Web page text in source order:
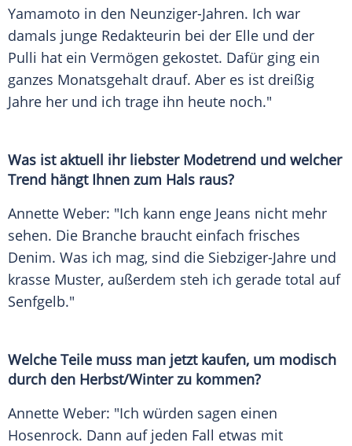
Yamamoto in den Neunziger-Jahren. Ich war
damals junge Redakteurin bei der Elle und der
Pulli hat ein Vermögen gekostet. Dafür ging ein
ganzes Monatsgehalt drauf. Aber es ist dreißig
Jahre her und ich trage ihn heute noch."
Was ist aktuell ihr liebster Modetrend und welcher
Trend hängt Ihnen zum Hals raus?
Annette Weber: "Ich kann enge Jeans nicht mehr
sehen. Die Branche braucht einfach frisches
Denim. Was ich mag, sind die Siebziger-Jahre und
krasse Muster, außerdem steh ich gerade total auf
Senfgelb."
Welche Teile muss man jetzt kaufen, um modisch
durch den Herbst/Winter zu kommen?
Annette Weber: "Ich würden sagen einen
Hosenrock. Dann auf jeden Fall etwas mit